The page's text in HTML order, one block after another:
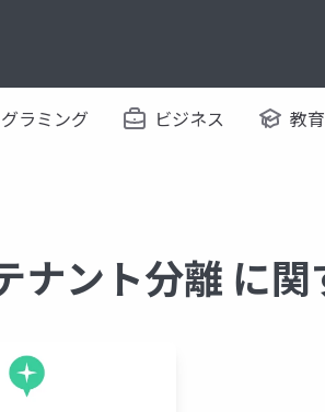
ラミング ビジネス 教育
ナント分離 に